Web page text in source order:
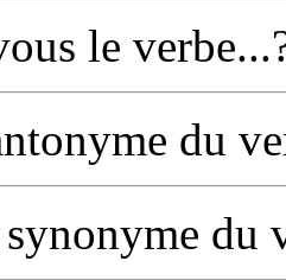
le
du
du